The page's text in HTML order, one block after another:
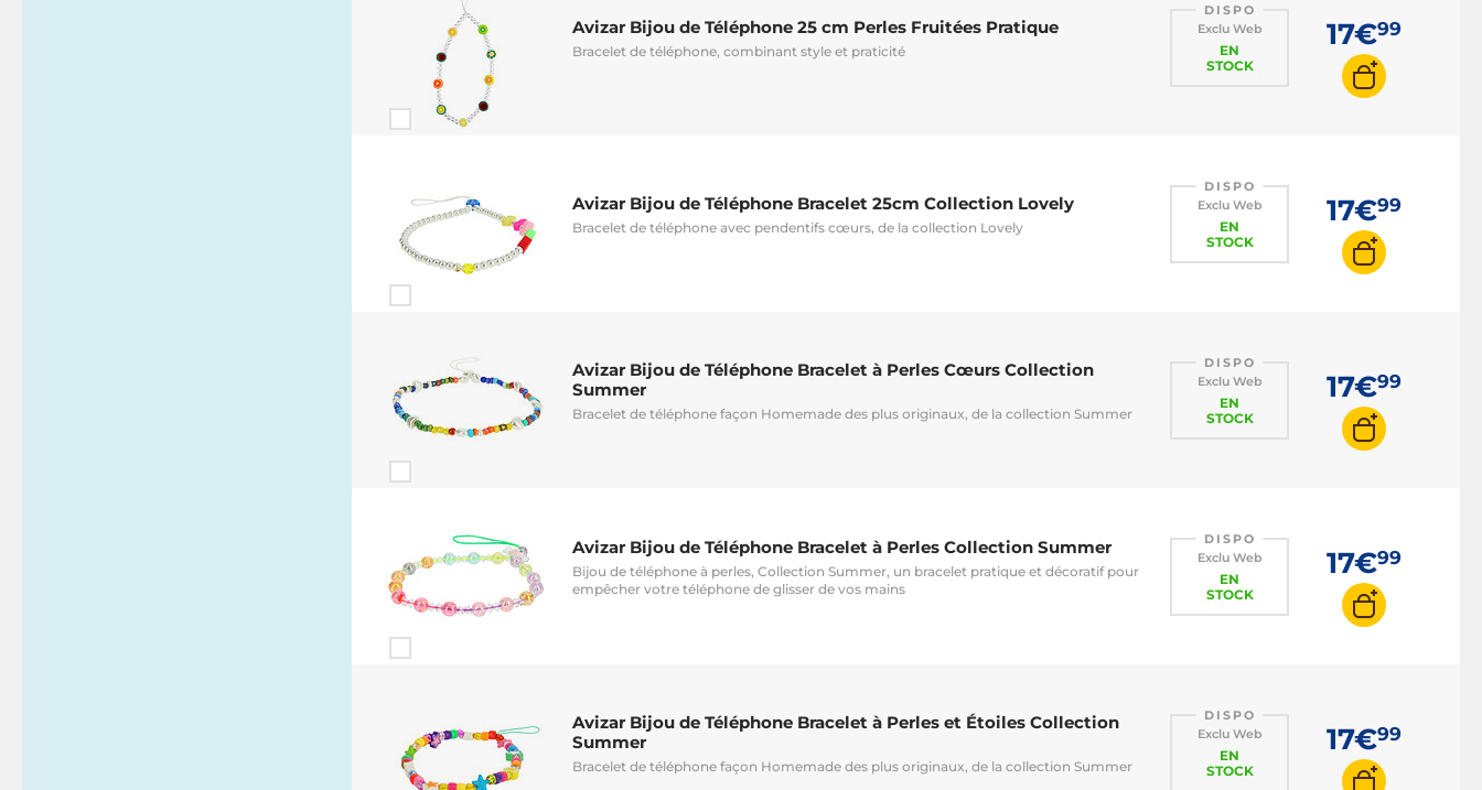
Avizar Bijou de Téléphone 25 cm Perles Fruitées Pratique
Bracelet de téléphone, combinant style et praticité
DISPO
Exclu Web
EN
STOCK
17€99
Avizar Bijou de Téléphone Bracelet 25cm Collection Lovely
Bracelet de téléphone avec pendentifs cœurs, de la collection Lovely
DISPO
Exclu Web
EN
STOCK
17€99
Avizar Bijou de Téléphone Bracelet à Perles Cœurs Collection
Summer
Bracelet de téléphone façon Homemade des plus originaux, de la collection Summer
DISPO
Exclu Web
EN
STOCK
17€99
Avizar Bijou de Téléphone Bracelet à Perles Collection Summer
Bijou de téléphone à perles, Collection Summer, un bracelet pratique et décoratif pour
empêcher votre téléphone de glisser de vos mains
DISPO
Exclu Web
EN
STOCK
17€99
Avizar Bijou de Téléphone Bracelet à Perles et Étoiles Collection
Summer
Bracelet de téléphone façon Homemade des plus originaux, de la collection Summer
DISPO
Exclu Web
EN
STOCK
17€99